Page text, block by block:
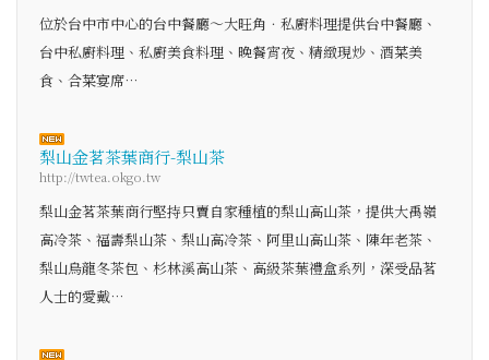
位於台中市中心的台中餐廳～大旺角．私廚料理提供台中餐廳、
台中私廚料理、私廚美食料理、晚餐宵夜、精緻現炒、酒菜美
食、合菜宴席…
梨山金茗茶葉商行-梨山茶
http://twtea.okgo.tw
梨山金茗茶葉商行堅持只賣自家種植的梨山高山茶，提供大禹嶺
高冷茶、福壽梨山茶、梨山高冷茶、阿里山高山茶、陳年老茶、
梨山烏龍冬茶包、杉林溪高山茶、高級茶葉禮盒系列，深受品茗
人士的愛戴…